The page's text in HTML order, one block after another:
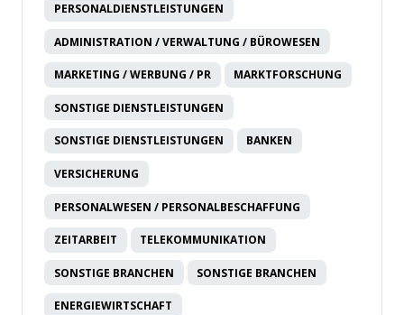
PERSONALDIENSTLEISTUNGEN
ADMINISTRATION / VERWALTUNG / BÜROWESEN
MARKETING / WERBUNG / PR MARKTFORSCHUNG
SONSTIGE DIENSTLEISTUNGEN
SONSTIGE DIENSTLEISTUNGEN BANKEN
VERSICHERUNG
PERSONALWESEN / PERSONALBESCHAFFUNG
ZEITARBEIT TELEKOMMUNIKATION
SONSTIGE BRANCHEN SONSTIGE BRANCHEN
ENERGIEWIRTSCHAFT